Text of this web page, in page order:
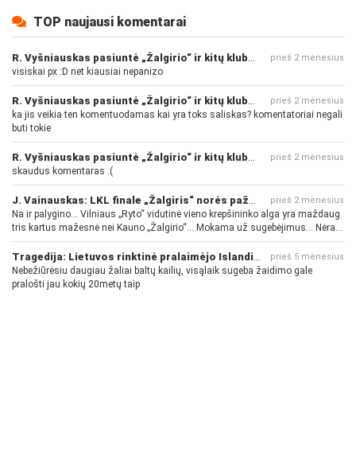
TOP naujausi komentarai
R. Vyšniauskas pasiuntė „Žalgirio“ ir kitų klubų fanus prieš 2 mėnesius
visiskai px :D net kiausiai nepanizo
R. Vyšniauskas pasiuntė „Žalgirio“ ir kitų klubų fanus prieš 2 mėnesius
ka jis veikia ten komentuodamas kai yra toks saliskas? komentatoriai negali
buti tokie
R. Vyšniauskas pasiuntė „Žalgirio“ ir kitų klubų fanus prieš 2 mėnesius
skaudus komentaras :(
J. Vainauskas: LKL finale „Žalgiris“ norės pažeminti „Rytą“ prieš 2 mėnesius
Na ir palygino... Vilniaus „Ryto“ vidutinė vieno krepšininko alga yra maždaug
tris kartus mažesnė nei Kauno „Žalgirio“... Mokama už sugebėjimus... Nėra
pinigų - nėra gerų žaidėjų...
Tragedija: Lietuvos rinktinė pralaimėjo Islandijai prieš 5 mėnesius
Nebežiūrėsiu daugiau žaliai baltų kailių, visąlaik sugeba žaidimo gale
pralošti jau kokių 20metų taip